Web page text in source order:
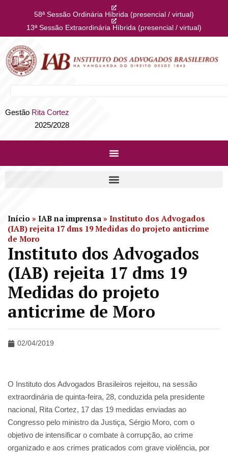
58ª Sessão Ordinária Híbrida (presencial / virtual)
13ª Sessão Extraordinária Híbrida (presencial / virtual)
Gestão Rita Cortez
2025/2028
Início » IAB na imprensa » Instituto dos Advogados
(IAB) rejeita 17 dms 19 Medidas do projeto anticrime
de Moro
Instituto dos Advogados
(IAB) rejeita 17 dms 19
Medidas do projeto
anticrime de Moro
02/04/2019
O Instituto dos Advogados Brasileiros rejeitou, na sessão
extraordinária de quinta-feira, 28, conduzida pela presidente
nacional, Rita Cortez, 17 das 19 medidas enviadas ao
Congresso pelo ministro da Justiça, Sérgio Moro, com o
objetivo de intensificar o combate à corrupção, ao crime
organizado e aos crimes praticados com grave violência, por